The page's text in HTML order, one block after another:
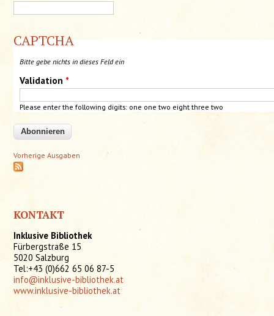
CAPTCHA
Bitte gebe nichts in dieses Feld ein
Validation *
Please enter the following digits: one one two eight three two
Vorherige Ausgaben
KONTAKT
Inklusive Bibliothek
Fürbergstraße 15
5020 Salzburg
Tel:+43 (0)662 65 06 87-5
info@inklusive-bibliothek.at
www.inklusive-bibliothek.at